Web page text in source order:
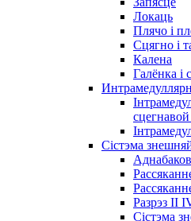
Локаць
Плячо і
Сцягно і
Калена
Галёнка і
сцегнавой
Сістэма
Разрэз II
Сістэма